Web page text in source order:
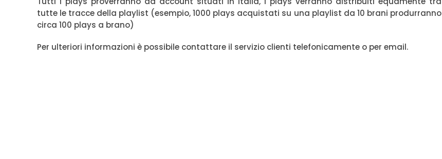
tutte le tracce della playlist (esempio, 1000 plays acquistati su una playlist da 10 brani produrranno
circa 100 plays a brano)
Per ulteriori informazioni è possibile contattare il servizio clienti telefonicamente o per email.